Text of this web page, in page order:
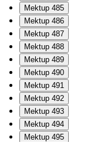
Mektup 485
Mektup 486
Mektup 487
Mektup 488
Mektup 489
Mektup 490
Mektup 491
Mektup 492
Mektup 493
Mektup 494
Mektup 495